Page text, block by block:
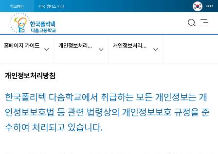
학교법인 전국 캠퍼스 안내 KOR
홈페이지 가이드 개인정보처리방침 개인정보처리방침_20170518
개인정보처리방침
한국폴리텍 다솜학교에서 취급하는 모든 개인정보는 개
인정보보호법 등 관련 법령상의 개인정보보호 규정을 준
수하여 처리되고 있습니다.